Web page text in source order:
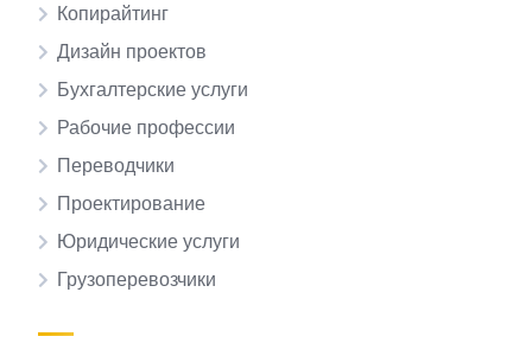
Копирайтинг
Дизайн проектов
Бухгалтерские услуги
Рабочие профессии
Переводчики
Проектирование
Юридические услуги
Грузоперевозчики